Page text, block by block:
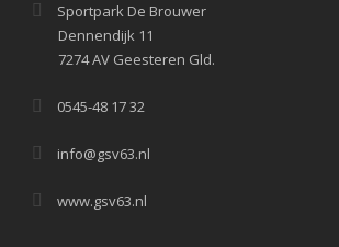
Sportpark De Brouwer
Dennendijk 11
7274 AV Geesteren Gld.
0545-48 17 32
info@gsv63.nl
www.gsv63.nl